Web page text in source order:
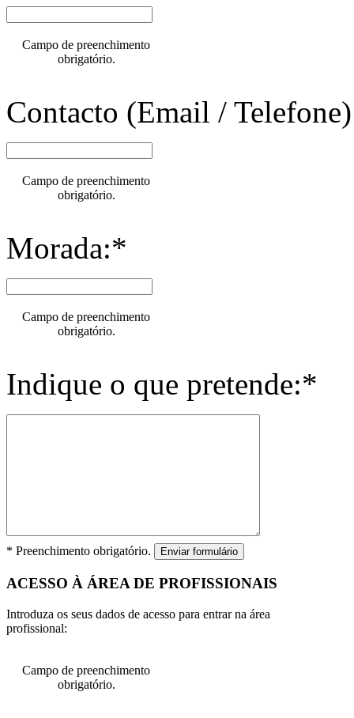
Campo de preenchimento
obrigatório.
Contacto (Email /
Campo de preenchimento
obrigatório.
Morada:*
Campo de preenchimento
obrigatório.
Indique o que pretende:*
* Preenchimento obrigatório. Enviar formulário
ACESSO À ÁREA DE PROFISSIONAIS
Introduza os seus dados de acesso para entrar na área
profissional:
Campo de preenchimento
obrigatório.